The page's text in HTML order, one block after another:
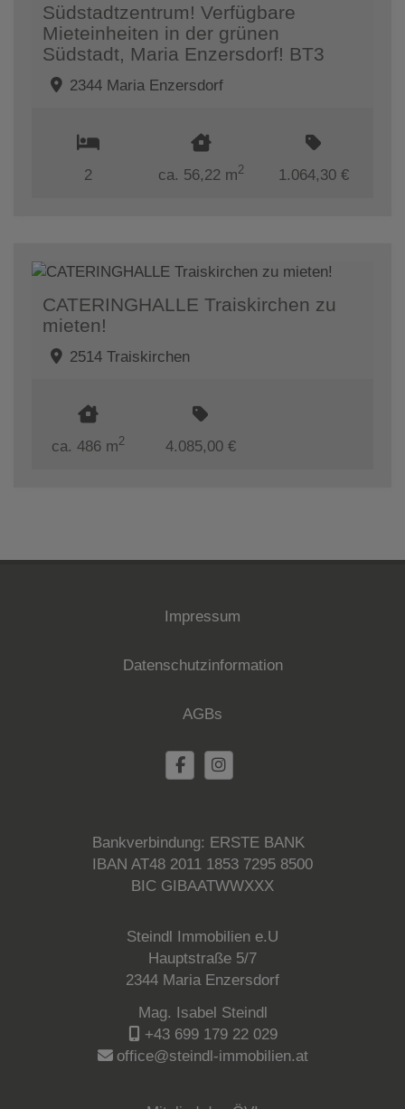
Südstadtzentrum! Verfügbare
Mieteinheiten in der grünen
Südstadt, Maria Enzersdorf! BT3
2344 Maria Enzersdorf
2 ca. 56,22 m2 1.064,30 €
CATERINGHALLE Traiskirchen zu
mieten!
2514 Traiskirchen
ca. 486 m2 4.085,00 €
Impressum
Datenschutzinformation
AGBs
Bankverbindung: ERSTE BANK
IBAN AT48 2011 1853 7295 8500
BIC GIBAATWWXXX
Steindl Immobilien e.U
Hauptstraße 5/7
2344 Maria Enzersdorf
Mag. Isabel Steindl
+43 699 179 22 029
office@steindl-immobilien.at